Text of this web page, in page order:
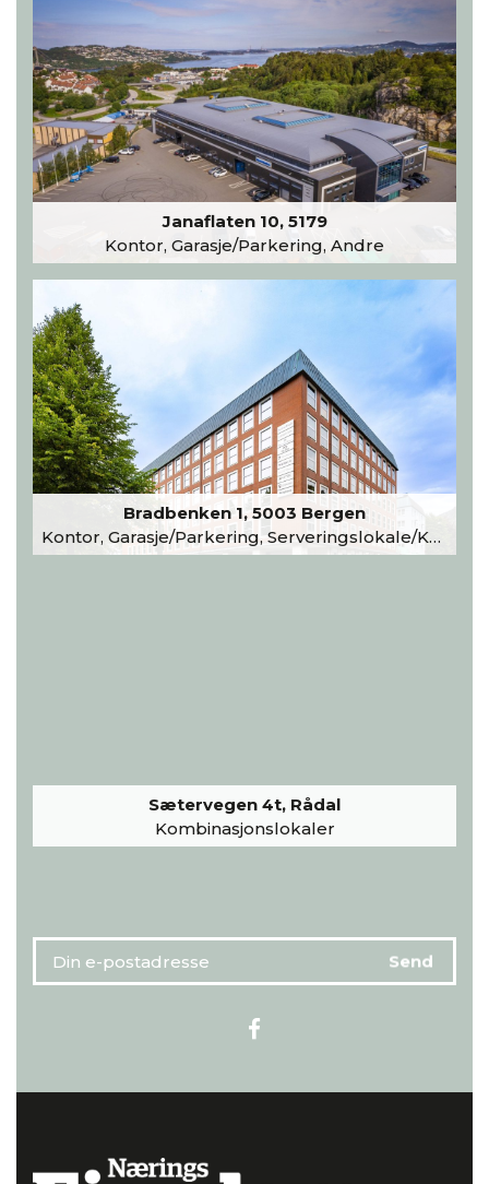
Janaflaten 10, 5179
Kontor, Garasje/Parkering, Andre
Bradbenken 1, 5003 Bergen
Kontor, Garasje/Parkering, Serveringslokale/Kantine, Undervisning/Arrangement
Sætervegen 4t, Rådal
Kombinasjonslokaler